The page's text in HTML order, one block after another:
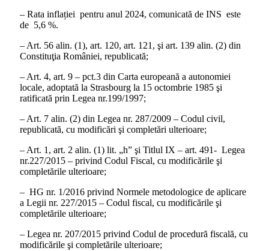
– Rata inflației pentru anul 2024, comunicată de INS este
de 5,6 %.
– Art. 56 alin. (1), art. 120, art. 121, şi art. 139 alin. (2) din
Constituţia României, republicată;
– Art. 4, art. 9 – pct.3 din Carta europeană a autonomiei
locale, adoptată la Strasbourg la 15 octombrie 1985 şi
ratificată prin Legea nr.199/1997;
– Art. 7 alin. (2) din Legea nr. 287/2009 – Codul civil,
republicată, cu modificări şi completări ulterioare;
– Art. 1, art. 2 alin. (1) lit. „h” şi Titlul IX – art. 491- Legea
nr.227/2015 – privind Codul Fiscal, cu modificările şi
completările ulterioare;
– HG nr. 1/2016 privind Normele metodologice de aplicare
a Legii nr. 227/2015 – Codul fiscal, cu modificările şi
completările ulterioare;
– Legea nr. 207/2015 privind Codul de procedură fiscală, cu
modificările şi completările ulterioare;